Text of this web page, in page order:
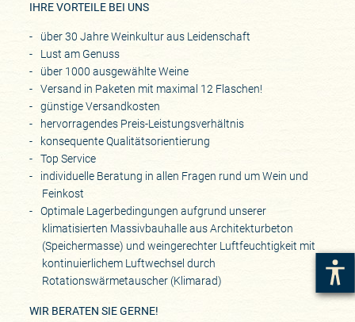
IHRE VORTEILE BEI UNS
über 30 Jahre Weinkultur aus Leidenschaft
Lust am Genuss
über 1000 ausgewählte Weine
Versand in Paketen mit maximal 12 Flaschen!
günstige Versandkosten
hervorragendes Preis-Leistungsverhältnis
konsequente Qualitätsorientierung
Top Service
individuelle Beratung in allen Fragen rund um Wein und
Feinkost
Optimale Lagerbedingungen aufgrund unserer
klimatisierten Massivbauhalle aus Architekturbeton
(Speichermasse) und weingerechter Luftfeuchtigkeit mit
kontinuierlichem Luftwechsel durch
Rotationswärmetauscher (Klimarad)
WIR BERATEN SIE GERNE!